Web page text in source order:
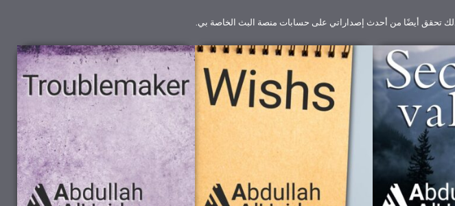
ذلك تحقق أيضًا من أحدث إصداراتي على حسابات منصة البث الخاصة بي.